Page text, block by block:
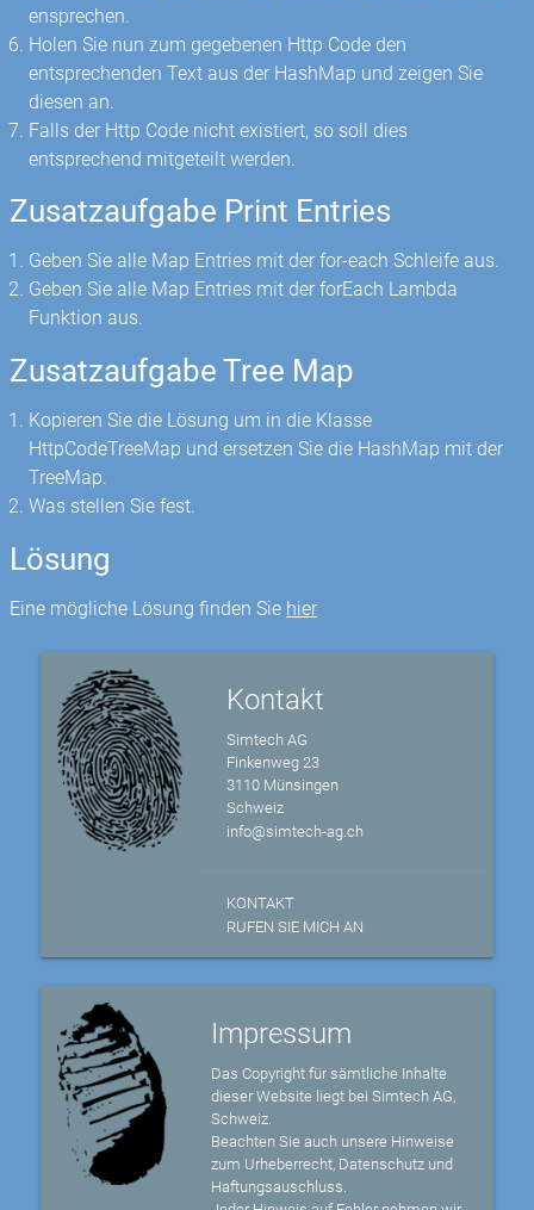
ensprechen.
Holen Sie nun zum gegebenen Http Code den
entsprechenden Text aus der HashMap und zeigen Sie
diesen an.
Falls der Http Code nicht existiert, so soll dies
entsprechend mitgeteilt werden.
Zusatzaufgabe Print Entries
Geben Sie alle Map Entries mit der for-each Schleife aus.
Geben Sie alle Map Entries mit der forEach Lambda
Funktion aus.
Zusatzaufgabe Tree Map
Kopieren Sie die Lösung um in die Klasse
HttpCodeTreeMap und ersetzen Sie die HashMap mit der
TreeMap.
Was stellen Sie fest.
Lösung
Eine mögliche Lösung finden Sie hier
Kontakt
Simtech AG
Finkenweg 23
3110 Münsingen
Schweiz
info@simtech-ag.ch
KONTAKT
RUFEN SIE MICH AN
Impressum
Das Copyright für sämtliche Inhalte
dieser Website liegt bei Simtech AG,
Schweiz.
Beachten Sie auch unsere Hinweise
zum Urheberrecht, Datenschutz und
Haftungsauschluss.